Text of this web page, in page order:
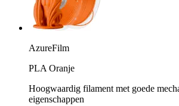
AzureFilm
PLA Oranje
Hoogwaardig filament met goede
eigenschappen